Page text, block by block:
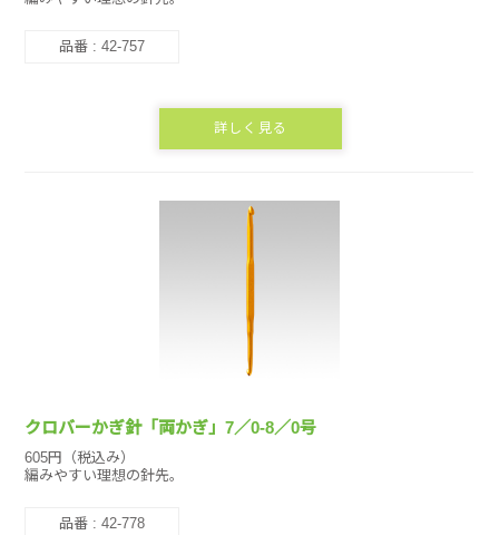
品番 : 42-757
詳しく見る
クロバーかぎ針「両かぎ」7／0-8／0号
605円（税込み）
編みやすい理想の針先。
品番 : 42-778